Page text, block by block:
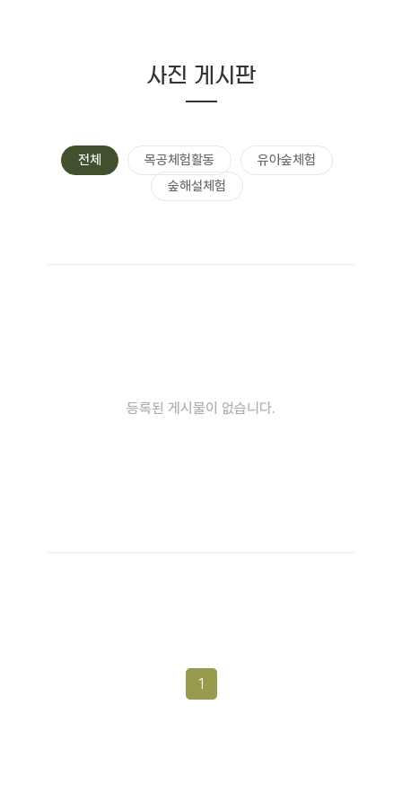
사진 게시판
전체 목공체험활동
유아숲체험
숲해설체험
등록된 게시물이 없습니다.
1